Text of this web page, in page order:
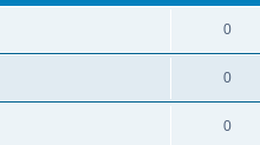
0
0
0